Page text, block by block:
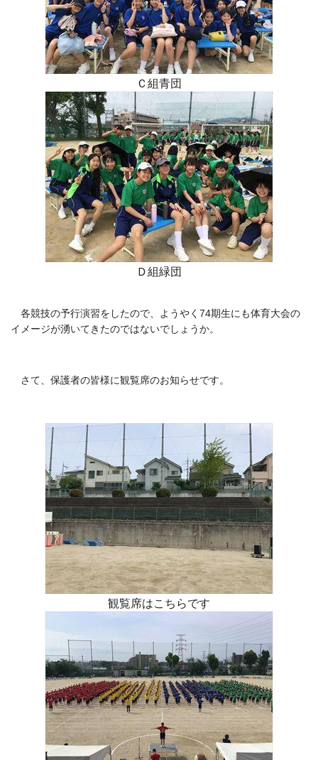
Ｃ組青団
Ｄ組緑団
各競技の予行演習をしたので、ようやく74期生にも体育大会の
イメージが湧いてきたのではないでしょうか。
さて、保護者の皆様に観覧席のお知らせです。
観覧席はこちらです